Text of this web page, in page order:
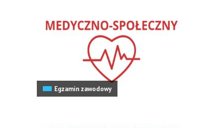
Egzamin zawodowy